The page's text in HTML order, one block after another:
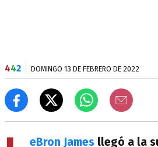
442 DOMINGO 13 DE FEBRERO DE 2022
eBron James llegó a la